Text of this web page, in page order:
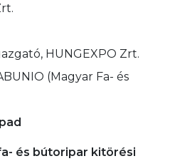
HUNGEXPO Zrt.
(Magyar Fa- és
és bútoripar kitörési